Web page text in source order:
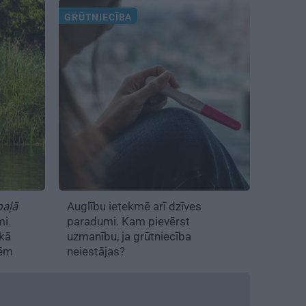
GRŪTNIECĪBA
Auglību ietekmē arī dzīves
paradumi. Kam pievērst
uzmanību, ja grūtniecība
neiestājas?